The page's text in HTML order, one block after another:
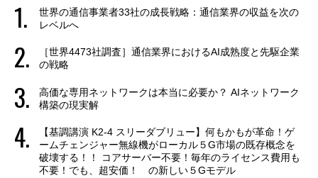
世界の通信事業者33社の成長戦略：通信業界の収益を次の
レベルへ
［世界4473社調査］通信業界におけるAI成熟度と先駆企業
の戦略
高価な専用ネットワークは本当に必要か？ AIネットワーク
構築の現実解
【基調講演 K2-4 スリーダブリュー】何もかもが革命！ゲ
ームチェンジャー無線機がローカル５G市場の既存概念を
破壊する！！ コアサーバー不要！毎年のライセンス費用も
不要！でも、超安価！ の新しい５Gモデル